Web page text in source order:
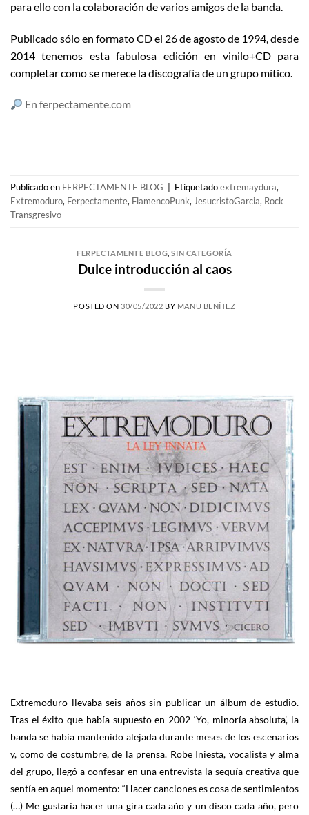
para ello con la colaboración de varios amigos de la banda.
Publicado sólo en formato CD el 26 de agosto de 1994, desde
2014 tenemos esta fabulosa edición en vinilo+CD para
completar como se merece la discografía de un grupo mítico.
En ferpectamente.com
Publicado en FERPECTAMENTE BLOG Etiquetadoextremaydura,
Extremoduro, Ferpectamente, FlamencoPunk,JesucristoGarcia, Rock
Transgresivo
FERPECTAMENTE BLOG ,SIN CATEGORÍA
Dulce introducción al caos
POSTED ON 30/05/2022 BY MANU BENÍTEZ
Extremoduro llevaba seis años sin publicar un álbum de estudio.
Tras el éxito que había supuesto en 2002 ‘Yo, minoría absoluta’, la
banda se había mantenido alejada durante meses de los escenarios
y, como de costumbre, de la prensa. Robe Iniesta, vocalista y alma
del grupo, llegó a confesar en una entrevista la sequía creativa que
sentía en aquel momento: “Hacer canciones es cosa de sentimientos
(…) Me gustaría hacer una gira cada año y un disco cada año, pero